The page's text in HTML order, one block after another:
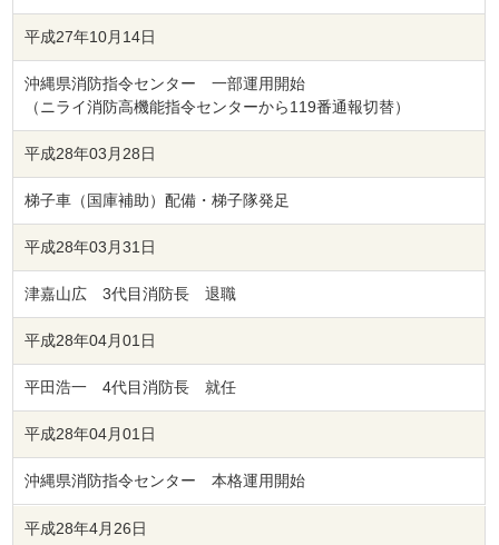
平成27年10月14日
沖縄県消防指令センター 一部運用開始
（ニライ消防高機能指令センターから119番通報切替）
平成28年03月28日
梯子車（国庫補助）配備・梯子隊発足
平成28年03月31日
津嘉山広 3代目消防長 退職
平成28年04月01日
平田浩一 4代目消防長 就任
平成28年04月01日
沖縄県消防指令センター 本格運用開始
平成28年4月26日